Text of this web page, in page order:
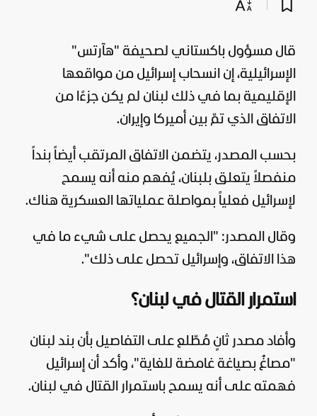
قال مسؤول باكستاني لصحيفة "هآرتس"
الإسرائيلية، إن انسحاب إسرائيل من مواقعها
الإقليمية بما في ذلك لبنان لم يكن جزءًا من
الاتفاق الذي تمّ بين أميركا وإيران.
بحسب المصدر، يتضمن الاتفاق المرتقب أيضاً بنداً
منفصلاً يتعلق بلبنان، يُفهم منه أنه يسمح
لإسرائيل فعلياً بمواصلة عملياتها العسكرية هناك.
وقال المصدر: "الجميع يحصل على شيء ما في
هذا الاتفاق، وإسرائيل تحصل على ذلك".
استمرار القتال في لبنان؟
وأفاد مصدر ثانٍ مُطّلع على التفاصيل بأن بند لبنان
"مصاغٌ بصياغة غامضة للغاية"، وأكد أن إسرائيل
فهمته على أنه يسمح باستمرار القتال في لبنان.